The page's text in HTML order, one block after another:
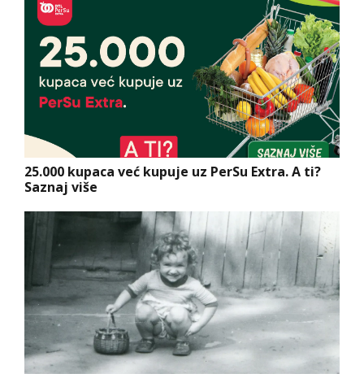
25.000 kupaca već kupuje uz PerSu Extra. A ti?
Saznaj više